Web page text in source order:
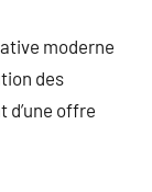
moderne
des
offre